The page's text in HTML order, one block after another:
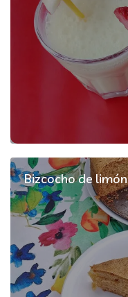
Bizcocho de limón